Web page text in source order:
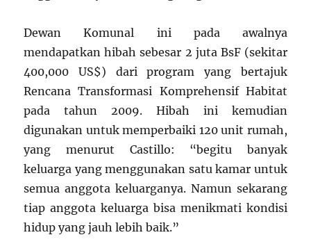
Dewan Komunal ini pada awalnya
mendapatkan hibah sebesar 2 juta BsF (sekitar
400,000 US$) dari program yang bertajuk
Rencana Transformasi Komprehensif Habitat
pada tahun 2009. Hibah ini kemudian
digunakan untuk memperbaiki 120 unit rumah,
yang menurut Castillo: “begitu banyak
keluarga yang menggunakan satu kamar untuk
semua anggota keluarganya. Namun sekarang
tiap anggota keluarga bisa menikmati kondisi
hidup yang jauh lebih baik.”